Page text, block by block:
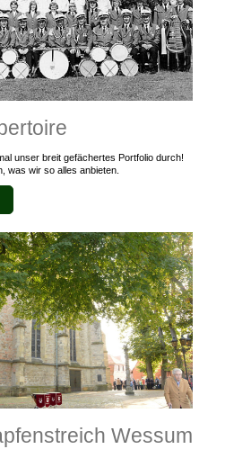
unser breit gefächertes Portfolio durch!
was wir so alles anbieten.
Wessum